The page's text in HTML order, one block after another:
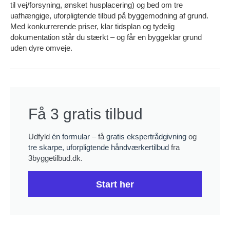
til vej/forsyning, ønsket husplacering) og bed om tre
uafhængige, uforpligtende tilbud på byggemodning af grund.
Med konkurrerende priser, klar tidsplan og tydelig
dokumentation står du stærkt – og får en byggeklar grund
uden dyre omveje.
Få 3 gratis tilbud
Udfyld én formular – få gratis ekspertrådgivning og
tre skarpe, uforpligtende håndværkertilbud fra
3byggetilbud.dk.
Start her